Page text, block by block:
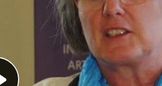
Play
Video